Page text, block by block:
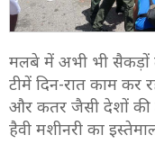
मलबे में अभी भी सैकड़ों
टीमें दिन-रात काम कर
और कतर जैसी देशों की
हैवी मशीनरी का